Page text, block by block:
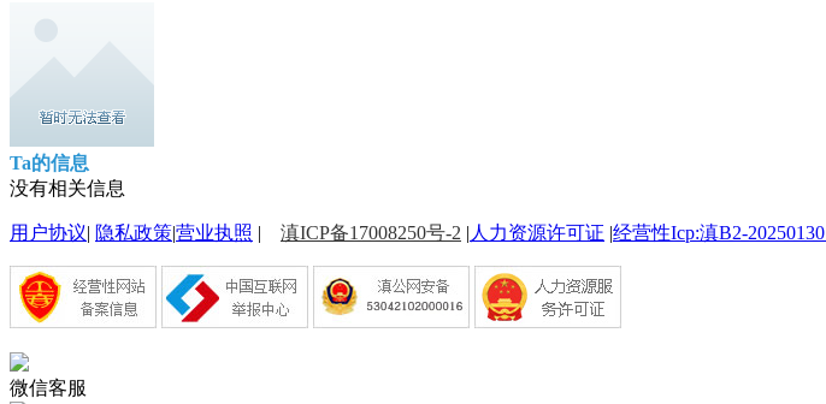
Ta的信息
没有相关信息
用户协议| 隐私政策|营业执照 | 滇ICP备17008250号-2 | 人力资源许可证 |经营性Icp:滇B2-20250130
微信客服